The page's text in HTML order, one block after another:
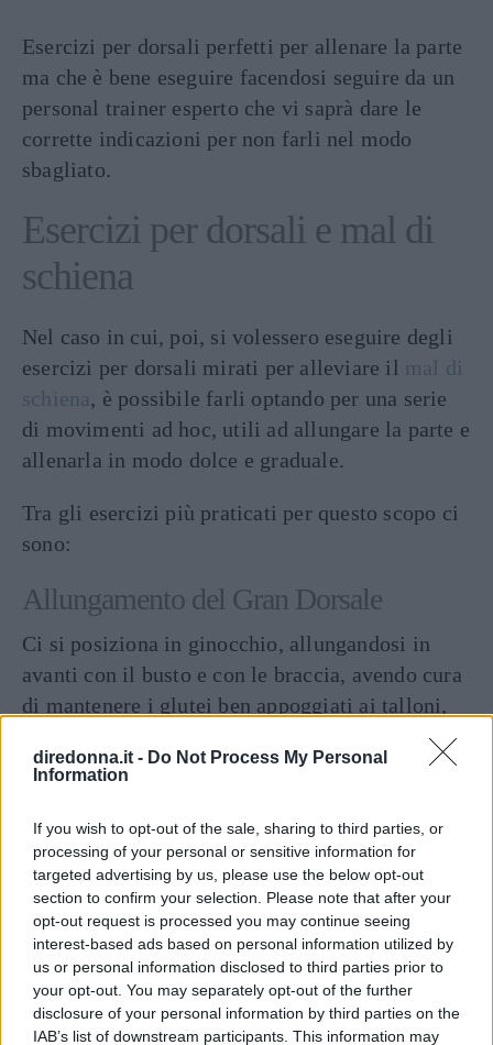
diredonna.it - Do Not Process My Personal
Information
If you wish to opt-out of the sale, sharing to third parties, or
processing of your personal or sensitive information for
targeted advertising by us, please use the below opt-out
section to confirm your selection. Please note that after your
opt-out request is processed you may continue seeing
interest-based ads based on personal information utilized by
us or personal information disclosed to third parties prior to
your opt-out. You may separately opt-out of the further
disclosure of your personal information by third parties on the
IAB’s list of downstream participants. This information may
Esercizi per dorsali perfetti per allenare la parte
ma che è bene eseguire facendosi seguire da un
personal trainer esperto che vi saprà dare le
corrette indicazioni per non farli nel modo
sbagliato.
Esercizi per dorsali e mal di
schiena
Nel caso in cui, poi, si volessero eseguire degli
esercizi per dorsali mirati per alleviare il mal di
schiena, è possibile farli optando per una serie
di movimenti ad hoc, utili ad allungare la parte e
allenarla in modo dolce e graduale.
Tra gli esercizi più praticati per questo scopo ci
sono:
Allungamento del Gran Dorsale
Ci si posiziona in ginocchio, allungandosi in
avanti con il busto e con le braccia, avendo cura
di mantenere i glutei ben appoggiati ai talloni,
nella classica posizione del bambino nello yoga.
Una volta raggiunto il massimo allungamento ci
sinistra, estendendo la parte.
Foam Roller Dorsale
Per farlo ci si stende i in posizione supina sul
foam rollerda posizionare all’altezza delle
scapole. Con le mani dietro la nuca e le gambe
flesse e i piedi in appoggio si eseguono dei